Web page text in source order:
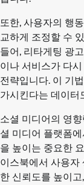
또한, 사용자의 행
교하게 조정할 수
들어, 리타게팅 광
이나 서비스가 다
전략입니다. 이 기
가시킨다는 데이터
소셜 미디어의 영
셜 미디어 플랫폼
을 높이는 중요한
이스북에서 사용자
한 신뢰도를 높이